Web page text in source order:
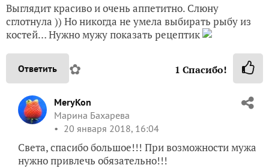
Выглядит красиво и очень аппетитно. Слюну
сглотнула )) Но никогда не умела выбирать рыбу из
костей… Нужно мужу показать рецептик
Ответить ✿ 1 Спасибо!
MeryKon
Марина Бахарева
20 января 2018, 16:04
Света, спасибо большое!!! При возможности мужа
нужно привлечь обязательно!!!